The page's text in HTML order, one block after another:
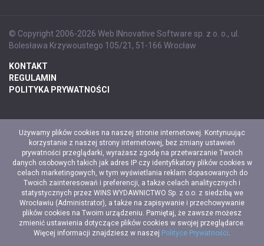
© Copyright 2006-2026 Web INnovative Software sp. z o. o., ul.
Bolesława Krzywoustego 105/21, 51-166 Wrocław
KONTAKT
REGULAMIN
POLITYKA PRYWATNOŚCI
Używamy plików cookies na naszej stronie internetowej. Kontynuując
korzystanie z naszej strony internetowej, bez zmiany ustawień
prywatności przeglądarki, wyrażasz zgodę na przetwarzanie Twoich
danych osobowych takich jak adres IP czy identyfikatory plików cookies w
celach marketingowych, w tym wyświetlania reklam dopasowanych do
Twoich zainteresowań i preferencji, a także celach analitycznych i
statystycznych przez WINS WYDAWNICTWO Sp. z o.o. z siedzibą we
Wrocławiu (Administrator), a także na zapisywanie i przechowywanie
plików cookies na Twoim urządzeniu. Pamiętaj, że zawsze możesz
zmienić ustawienia dotyczące plików cookies w swojej przeglądarce.
Więcej informacji znajdziesz w naszej Polityce Prywatności